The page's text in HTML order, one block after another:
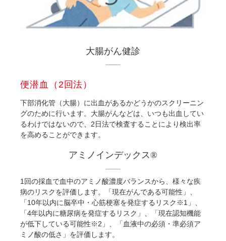
大腸がん健診
便潜血（2回法）
下部消化管（大腸）に出血があるかどうかのスクリーニン
グのために行います。大腸がんなどは、いつも出血してい
るわけではないので、2日法で検査することにより検出率
を高めることができます。
アミノインデックス®
1回の採血で血中のアミノ酸濃度バランスから、様々な疾
病のリスクを評価します。「現在がんである可能性」、
「10年以内に脳卒中・心筋梗塞を発症するリスク※1」、
「4年以内に糖尿病を発症するリスク」、「現在認知機能
が低下している可能性※2」、「血液中の必須・準必須ア
ミノ酸の低さ」を評価します。